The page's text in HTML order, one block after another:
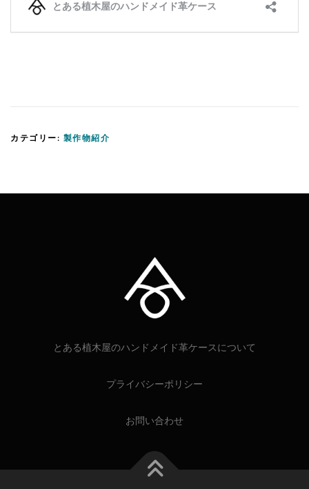
カテゴリー: 製作物紹介
とある植木屋のハンドメイド革ケースについて
プライバシーポリシー
お問い合わせ